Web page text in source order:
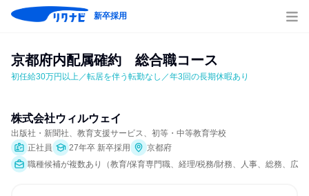
新卒採用
京都府内配属確約　総合職コース
初任給30万円以上／転居を伴う転勤なし／年3回の長期休暇あり
株式会社ウィルウェイ
出版社・新聞社、教育支援サービス、初等・中等教育学校
正社員
27年卒 新卒採用
京都府
職種候補が複数あり（教育/保育専門職、経理/税務/財務、人事、総務、広報